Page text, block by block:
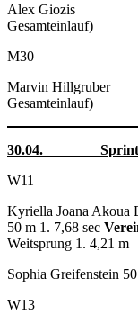
Alex Giozis
Gesamteinlauf)
M30
Marvin
Gesamteinlauf)
30.04. Sprint in
W11
Kyriella Joana Akoua
50 m 1. 7,68 sec
Weitsprung 1. 4,21 m
Sophia Greifenstein
W13